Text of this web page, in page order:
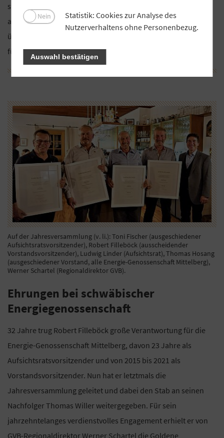
stellvertretenden Aufsichtsratsvorsitz. Peter Herbig scheidet
aus Altersgründen aus dem Gremium aus. Die Ehrennadel
überreichte Aufsichtsratsvorsitzender Horst Herbert, der sich
für die langjährige ehrenamtliche Tätigkeit bedankte.
Auf der Jahresversammlung (v. li.): Toni Fischer (ausgeschiedener
Aufsichtsratsvorsitzender), Robert Filleböck (ausscheidender
Vorstandsvorsitzender), Ludwig Linder (Aufsichtsrat), Thomas Hosang
(ausgeschiedener Vorstand, alle Energie-Genossenschaft Mittelberg),
Werner Schartel (Regionaldirektor GVB).
Ehrungen bei schwäbischer
Energiegenossenschaft
32 Jahre trug Robert Filleböck große Verantwortung für die
Energie-Genossenschaft Mittelberg, davon 23 Jahre als
Aufsichtsratsvorsitzender und von 2015 bis 2021 als
Vorstandsvorsitzender. Nun hat er letztmals die
Jahresversammlung geleitet und dabei den Stab an seinen
Nachfolger Thomas Willer weitergegeben. Für sein
jahrzehntelanges verdienstvolles Engagement erhielt er von
GVB-Regionaldirektor Werner Schartel die Goldene
Nein
Statistik: Cookies zur Analyse des
Nutzerverhaltens ohne Personenbezug.
Auswahl bestätigen